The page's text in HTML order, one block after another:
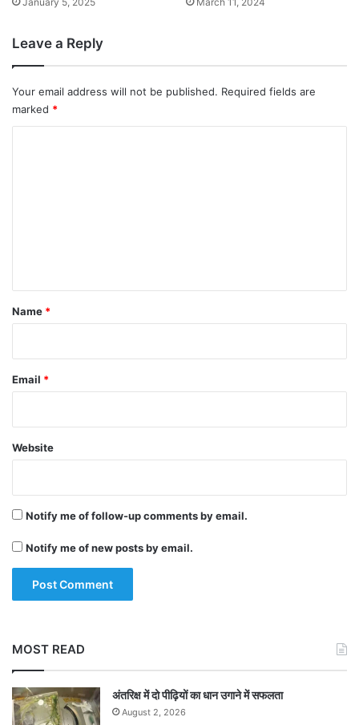
Leave a Reply
Your email address will not be published. Required fields are
marked *
*
Name *
Email *
Website
Notify me of follow-up comments by email.
Notify me of new posts by email.
MOST READ
अंतरिक्ष में दो पीढ़ियों का धान उगाने में सफलता
August 2, 2026